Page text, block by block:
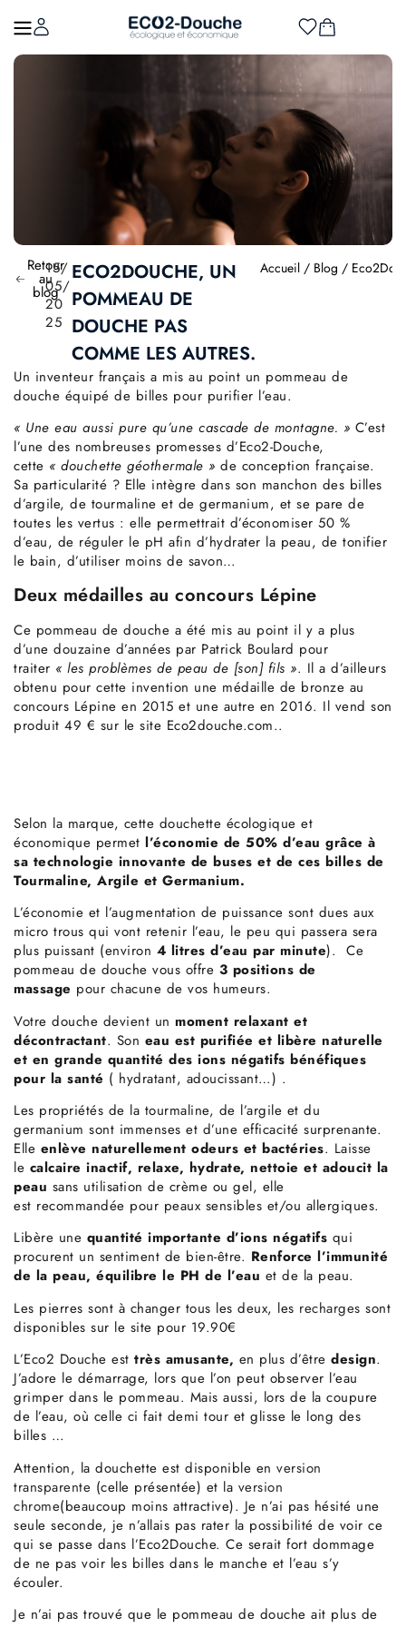
Retour
au
blog
15/
05/
20
25
ECO2DOUCHE, UN
POMMEAU DE
DOUCHE PAS
COMME LES AUTRES.
Accueil / Blog /
Un inventeur français a mis au point un pommeau de
douche équipé de billes pour purifier l’eau.
« Une eau aussi pure qu’une cascade de montagne. » C’est
l’une des nombreuses promesses d’Eco2-Douche,
cette « douchette géothermale » de conception française.
Sa particularité ? Elle intègre dans son manchon des billes
d’argile, de tourmaline et de germanium, et se pare de
toutes les vertus : elle permettrait d’économiser 50 %
d’eau, de réguler le pH afin d’hydrater la peau, de tonifier
le bain, d’utiliser moins de savon…
Deux médailles au concours Lépine
Ce pommeau de douche a été mis au point il y a plus
d’une douzaine d’années par Patrick Boulard pour
traiter « les problèmes de peau de [son] fils ». Il a d’ailleurs
obtenu pour cette invention une médaille de bronze au
concours Lépine en 2015 et une autre en 2016. Il vend son
produit 49 € sur le site Eco2douche.com..
Selon la marque, cette douchette écologique et
économique permet l’économie de 50% d’eau grâce à
sa technologie innovante de buses et de ces billes de
Tourmaline, Argile et Germanium.
L’économie et l’augmentation de puissance sont dues aux
micro trous qui vont retenir l’eau, le peu qui passera sera
plus puissant (environ 4 litres d’eau par minute). Ce
pommeau de douche vous offre 3 positions de
massage pour chacune de vos humeurs.
Votre douche devient un moment relaxant et
décontractant. Son eau est purifiée et libère naturelle
et en grande quantité des ions négatifs bénéfiques
pour la santé ( hydratant, adoucissant…) .
Les propriétés de la tourmaline, de l’argile et du
germanium sont immenses et d’une efficacité surprenante.
Elle enlève naturellement odeurs et bactéries. Laisse
le calcaire inactif, relaxe, hydrate, nettoie et adoucit la
peau sans utilisation de crème ou gel, elle
est recommandée pour peaux sensibles et/ou allergiques.
Libère une quantité importante d’ions négatifs qui
procurent un sentiment de bien-être. Renforce l’immunité
de la peau, équilibre le PH de l’eau et de la peau.
Les pierres sont à changer tous les deux, les recharges sont
disponibles sur le site pour 19.90€
L’Eco2 Douche est très amusante, en plus d’être design.
J’adore le démarrage, lors que l’on peut observer l’eau
grimper dans le pommeau. Mais aussi, lors de la coupure
de l’eau, où celle ci fait demi tour et glisse le long des
billes …
Attention, la douchette est disponible en version
transparente (celle présentée) et la version
chrome(beaucoup moins attractive). Je n’ai pas hésité une
seule seconde, je n’allais pas rater la possibilité de voir ce
qui se passe dans l’Eco2Douche. Ce serait fort dommage
de ne pas voir les billes dans le manche et l’eau s’y
écouler.
Je n’ai pas trouvé que le pommeau de douche ait plus de